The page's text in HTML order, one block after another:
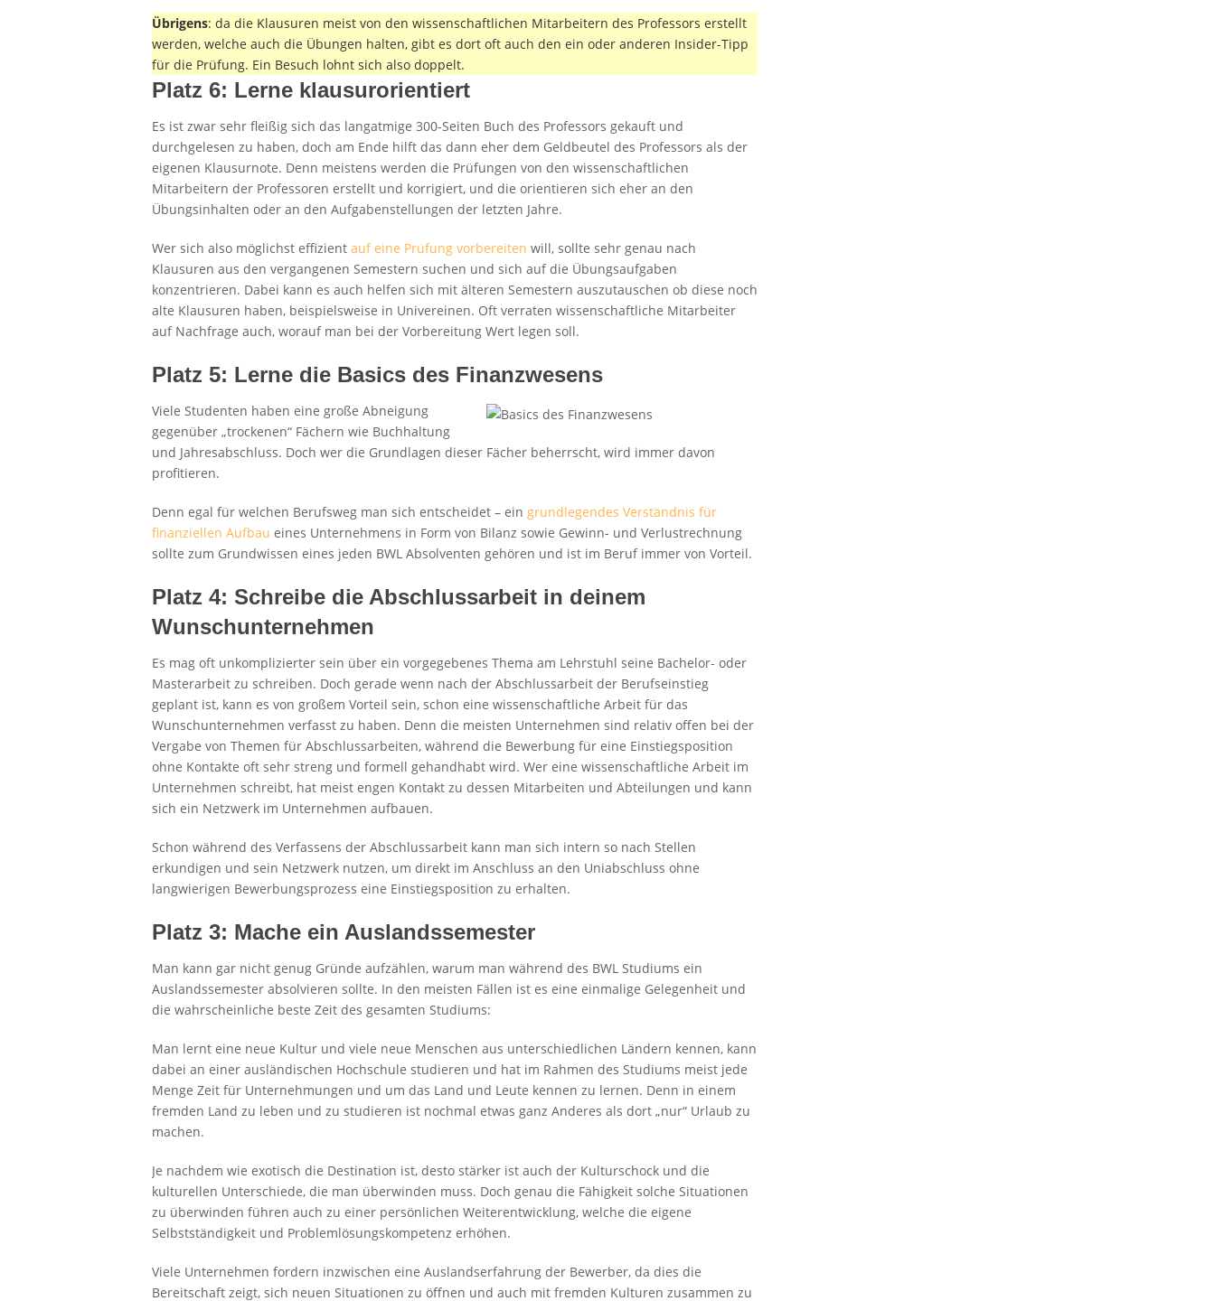
Übrigens: da die Klausuren meist von den wissenschaftlichen Mitarbeitern des Professors erstellt
werden, welche auch die Übungen halten, gibt es dort oft auch den ein oder anderen Insider-Tipp
für die Prüfung. Ein Besuch lohnt sich also doppelt.
Platz 6: Lerne klausurorientiert
Es ist zwar sehr fleißig sich das langatmige 300-Seiten Buch des Professors gekauft und
durchgelesen zu haben, doch am Ende hilft das dann eher dem Geldbeutel des Professors als der
eigenen Klausurnote. Denn meistens werden die Prüfungen von den wissenschaftlichen
Mitarbeitern der Professoren erstellt und korrigiert, und die orientieren sich eher an den
Übungsinhalten oder an den Aufgabenstellungen der letzten Jahre.
Wer sich also möglichst effizient auf eine Prüfung vorbereiten will, sollte sehr genau nach
Klausuren aus den vergangenen Semestern suchen und sich auf die Übungsaufgaben
konzentrieren. Dabei kann es auch helfen sich mit älteren Semestern auszutauschen ob diese noch
alte Klausuren haben, beispielsweise in Univereinen. Oft verraten wissenschaftliche Mitarbeiter
auf Nachfrage auch, worauf man bei der Vorbereitung Wert legen soll.
Platz 5: Lerne die Basics des Finanzwesens
Viele Studenten haben eine große Abneigung
gegenüber „trockenen“ Fächern wie Buchhaltung
und Jahresabschluss. Doch wer die Grundlagen dieser Fächer beherrscht, wird immer davon
profitieren.
Denn egal für welchen Berufsweg man sich entscheidet – ein grundlegendes Verständnis für
finanziellen Aufbau eines Unternehmens in Form von Bilanz sowie Gewinn- und Verlustrechnung
sollte zum Grundwissen eines jeden BWL Absolventen gehören und ist im Beruf immer von Vorteil.
Platz 4: Schreibe die Abschlussarbeit in deinem
Wunschunternehmen
Es mag oft unkomplizierter sein über ein vorgegebenes Thema am Lehrstuhl seine Bachelor- oder
Masterarbeit zu schreiben. Doch gerade wenn nach der Abschlussarbeit der Berufseinstieg
geplant ist, kann es von großem Vorteil sein, schon eine wissenschaftliche Arbeit für das
Wunschunternehmen verfasst zu haben. Denn die meisten Unternehmen sind relativ offen bei der
Vergabe von Themen für Abschlussarbeiten, während die Bewerbung für eine Einstiegsposition
ohne Kontakte oft sehr streng und formell gehandhabt wird. Wer eine wissenschaftliche Arbeit im
Unternehmen schreibt, hat meist engen Kontakt zu dessen Mitarbeiten und Abteilungen und kann
sich ein Netzwerk im Unternehmen aufbauen.
Schon während des Verfassens der Abschlussarbeit kann man sich intern so nach Stellen
erkundigen und sein Netzwerk nutzen, um direkt im Anschluss an den Uniabschluss ohne
langwierigen Bewerbungsprozess eine Einstiegsposition zu erhalten.
Platz 3: Mache ein Auslandssemester
Man kann gar nicht genug Gründe aufzählen, warum man während des BWL Studiums ein
Auslandssemester absolvieren sollte. In den meisten Fällen ist es eine einmalige Gelegenheit und
die wahrscheinliche beste Zeit des gesamten Studiums:
Man lernt eine neue Kultur und viele neue Menschen aus unterschiedlichen Ländern kennen, kann
dabei an einer ausländischen Hochschule studieren und hat im Rahmen des Studiums meist jede
Menge Zeit für Unternehmungen und um das Land und Leute kennen zu lernen. Denn in einem
fremden Land zu leben und zu studieren ist nochmal etwas ganz Anderes als dort „nur“ Urlaub zu
machen.
Je nachdem wie exotisch die Destination ist, desto stärker ist auch der Kulturschock und die
kulturellen Unterschiede, die man überwinden muss. Doch genau die Fähigkeit solche Situationen
zu überwinden führen auch zu einer persönlichen Weiterentwicklung, welche die eigene
Selbstständigkeit und Problemlösungskompetenz erhöhen.
Viele Unternehmen fordern inzwischen eine Auslandserfahrung der Bewerber, da dies die
Bereitschaft zeigt, sich neuen Situationen zu öffnen und auch mit fremden Kulturen zusammen zu